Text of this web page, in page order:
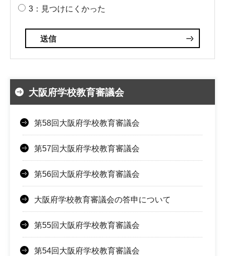
3：見つけにくかった
大阪府学校教育審議会
第58回大阪府学校教育審議会
第57回大阪府学校教育審議会
第56回大阪府学校教育審議会
大阪府学校教育審議会の答申について
第55回大阪府学校教育審議会
第54回大阪府学校教育審議会